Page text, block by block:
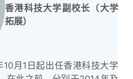
香港科技大学副校长（大学
拓展）
月1日起出任香港科技大学